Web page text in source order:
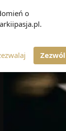
o
Zezwól